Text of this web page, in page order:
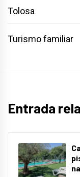
Tolosa
Turismo familiar
Entrada